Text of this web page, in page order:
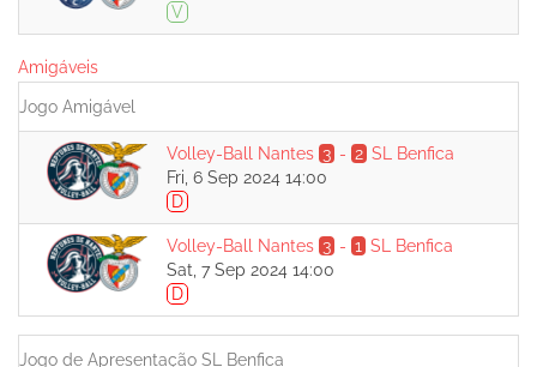
V
Amigáveis
Jogo Amigável
Volley-Ball Nantes 3 - 2 SL Benfica
Fri, 6 Sep 2024 14:00
D
Volley-Ball Nantes 3 - 1 SL Benfica
Sat, 7 Sep 2024 14:00
D
Jogo de Apresentação SL Benfica